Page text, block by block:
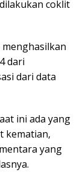
coklit
dari
dari data
ini ada yang
kematian,
yang